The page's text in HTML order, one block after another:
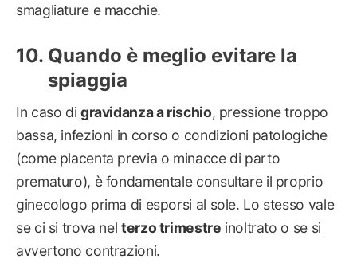
smagliature e macchie.
Quando è meglio evitare la
spiaggia
In caso di gravidanza a rischio, pressione troppo
bassa, infezioni in corso o condizioni patologiche
(come placenta previa o minacce di parto
prematuro), è fondamentale consultare il proprio
ginecologo prima di esporsi al sole. Lo stesso vale
se ci si trova nel terzo trimestre inoltrato o se si
avvertono contrazioni.